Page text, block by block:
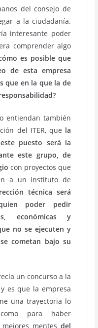
del consejo de
a la ciudadanía.
interesante poder
comprender algo
es posible que
de esta empresa
que en la que la de
entiendan también
del ITER, que la
puesto será la
este grupo, de
con proyectos que
a un instituto de
técnica será
poder pedir
económicas y
no se ejecuten y
cometan bajo su
un concurso a la
es que la empresa
una trayectoria lo
para haber
mentes del